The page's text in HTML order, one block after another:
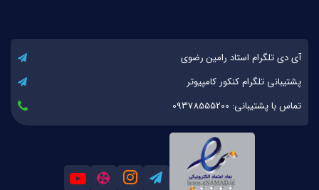
آی دی تلگرام استاد رامین رضوی
پشتیبانی تلگرام کنکور کامپیوتر
تماس با پشتیبانی: 09378555200